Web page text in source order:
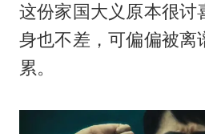
这份家国大义原本很讨
身也不差，可偏偏被离
累。